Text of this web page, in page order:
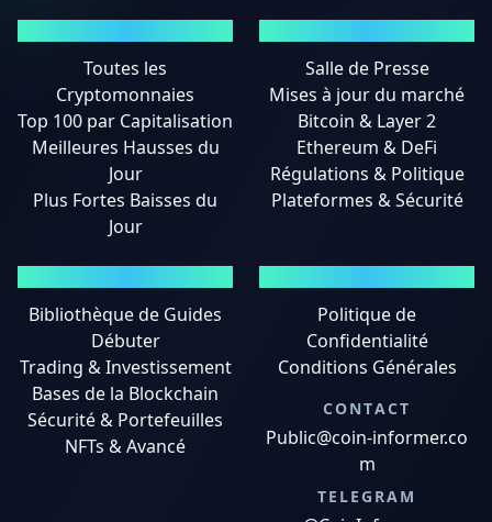
Toutes les
Cryptomonnaies
Top 100 par Capitalisation
Meilleures Hausses du
Jour
Plus Fortes Baisses du
Jour
Salle de Presse
Mises à jour du marché
Bitcoin & Layer 2
Ethereum & DeFi
Régulations & Politique
Plateformes & Sécurité
Bibliothèque de Guides
Débuter
Trading & Investissement
Bases de la Blockchain
Sécurité & Portefeuilles
NFTs & Avancé
Politique de
Confidentialité
Conditions Générales
CONTACT
Public@coin-informer.co
m
TELEGRAM